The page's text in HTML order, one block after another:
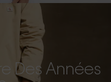
Des Années